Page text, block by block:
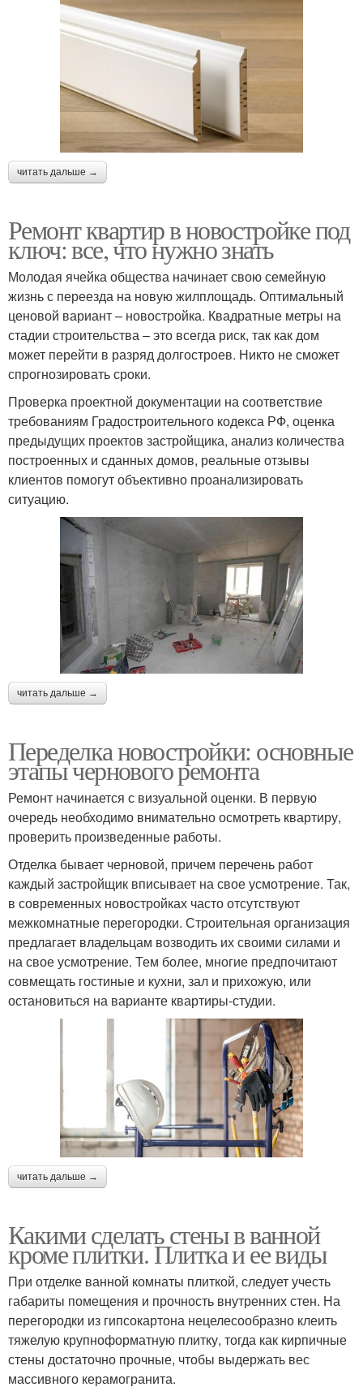
читать дальше →
Ремонт квартир в новостройке под
ключ: все, что нужно знать
Молодая ячейка общества начинает свою семейную
жизнь с переезда на новую жилплощадь. Оптимальный
ценовой вариант – новостройка. Квадратные метры на
стадии строительства – это всегда риск, так как дом
может перейти в разряд долгостроев. Никто не сможет
спрогнозировать сроки.
Проверка проектной документации на соответствие
требованиям Градостроительного кодекса РФ, оценка
предыдущих проектов застройщика, анализ количества
построенных и сданных домов, реальные отзывы
клиентов помогут объективно проанализировать
ситуацию.
читать дальше →
Переделка новостройки: основные
этапы чернового ремонта
Ремонт начинается с визуальной оценки. В первую
очередь необходимо внимательно осмотреть квартиру,
проверить произведенные работы.
Отделка бывает черновой, причем перечень работ
каждый застройщик вписывает на свое усмотрение. Так,
в современных новостройках часто отсутствуют
межкомнатные перегородки. Строительная организация
предлагает владельцам возводить их своими силами и
на свое усмотрение. Тем более, многие предпочитают
совмещать гостиные и кухни, зал и прихожую, или
остановиться на варианте квартиры-студии.
читать дальше →
Какими сделать стены в ванной
кроме плитки. Плитка и ее виды
При отделке ванной комнаты плиткой, следует учесть
габариты помещения и прочность внутренних стен. На
перегородки из гипсокартона нецелесообразно клеить
тяжелую крупноформатную плитку, тогда как кирпичные
стены достаточно прочные, чтобы выдержать вес
массивного керамогранита.